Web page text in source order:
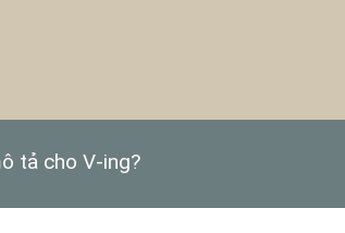
tả cho V-ing?